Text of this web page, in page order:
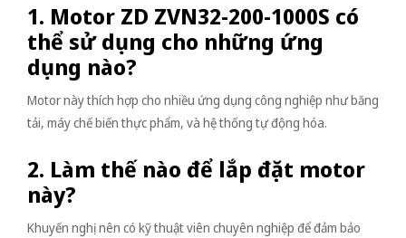
1. Motor ZD ZVN32-200-1000S có
thể sử dụng cho những ứng
dụng nào?
Motor này thích hợp cho nhiều ứng dụng công nghiệp như băng
tải, máy chế biến thực phẩm, và hệ thống tự động hóa.
2. Làm thế nào để lắp đặt motor
này?
Khuyến nghị nên có kỹ thuật viên chuyên nghiệp để đảm bảo